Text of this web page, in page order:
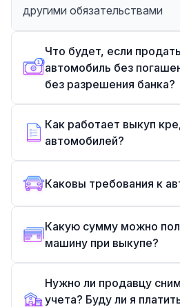
другими обязательствами
Что будет, если
автомобиль без
без разрешения банка?
Как работает выкуп
автомобилей?
Какую сумму можно
машину при выкупе?
Нужно ли продавцу
учета? Буду ли я